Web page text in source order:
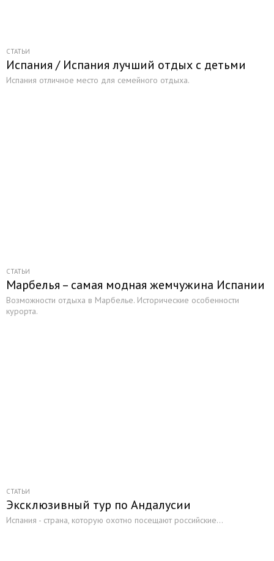
СТАТЬИ
Испания / Испания лучший отдых с детьми
Испания отличное место для семейного отдыха.
СТАТЬИ
Марбелья – самая модная жемчужина Испании
Возможности отдыха в Марбелье. Исторические особенности
курорта.
СТАТЬИ
Эксклюзивный тур по Андалусии
Испания - страна, которую охотно посещают российские...